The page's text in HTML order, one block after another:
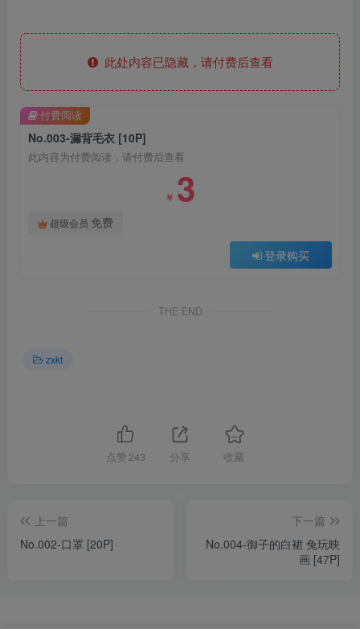
此处内容已隐藏，请付费后查看
No.003-漏背毛衣 [10P]
此内容为付费阅读，请付费后查看
￥ 3
超级会员 免费
登录购买
付费阅读
THE END
zxkt
点赞 243 分享 收藏
上一篇
No.002-口罩 [20P]
下一篇
No.004-御子的白裙 兔玩映
画 [47P]